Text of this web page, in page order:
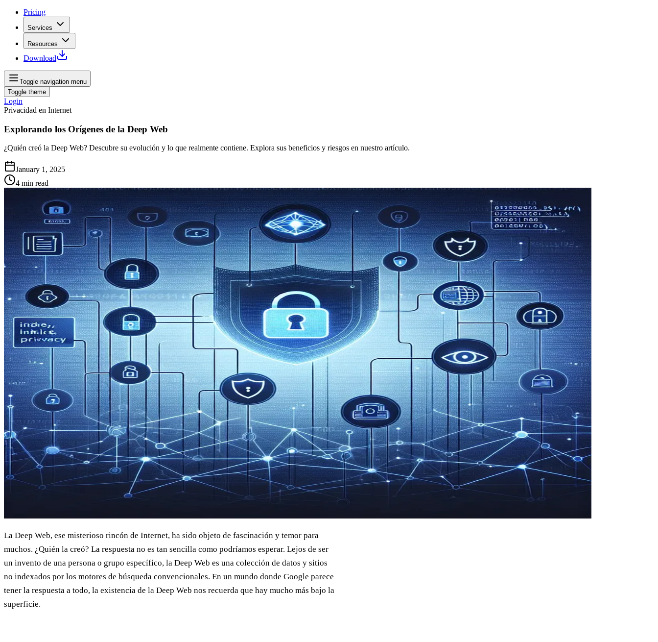
Pricing
Services
Resources
Download
Toggle navigation menu
Toggle theme
Login
Privacidad en Internet
Explorando los Orígenes de la Deep Web
¿Quién creó la Deep Web? Descubre su evolución y lo que realmente contiene. Explora sus beneficios y riesgos en nuestro artículo.
January 1, 2025
4 min read
La Deep Web, ese misterioso rincón de Internet, ha sido objeto de fascinación y temor para
muchos. ¿Quién la creó? La respuesta no es tan sencilla como podríamos esperar. Lejos de ser
un invento de una persona o grupo específico, la Deep Web es una colección de datos y sitios
no indexados por los motores de búsqueda convencionales. En un mundo donde Google parece
tener la respuesta a todo, la existencia de la Deep Web nos recuerda que hay mucho más bajo la
superficie.